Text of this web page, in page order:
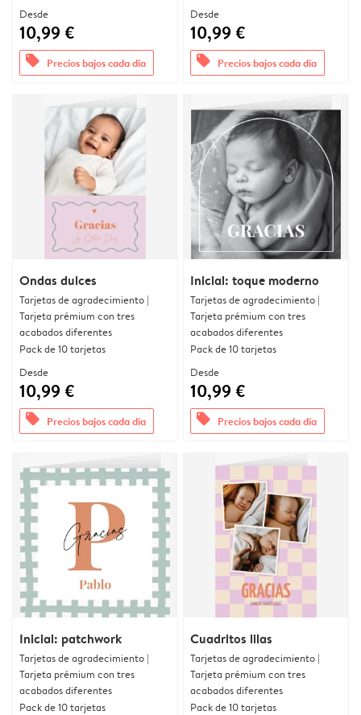
Desde
10,99 €
offers Precios bajos cada día
Desde
10,99 €
offers Precios bajos cada día
Ondas dulces
Tarjetas de agradecimiento |
Tarjeta prémium con tres
acabados diferentes
Pack de 10 tarjetas
Desde
10,99 €
offers Precios bajos cada día
Inicial: toque moderno
Tarjetas de agradecimiento |
Tarjeta prémium con tres
acabados diferentes
Pack de 10 tarjetas
Desde
10,99 €
offers Precios bajos cada día
Inicial: patchwork
Tarjetas de agradecimiento |
Tarjeta prémium con tres
acabados diferentes
Pack de 10 tarjetas
Cuadritos lilas
Tarjetas de agradecimiento |
Tarjeta prémium con tres
acabados diferentes
Pack de 10 tarjetas